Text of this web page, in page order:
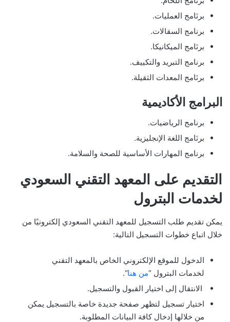
برنَامج العمليات.
برنامج السقالات.
برنَامج الميكانيكا.
برنامج التبريد والتكييف.
برنَامج المعدات الثقيلة.
البرامج الأكاديمية
برنامج الرياضيات.
برنَامج اللغة الإنجليزية.
برنامج المهارات الأساسية للصحة والسلامة.
التقديم على المعهد التقني السعودي
لخدمات البترول
يمكن تقديم طلب التسجيل للمعهد التقني السعودي إلكترونيًا من
خلال اتباع خطوات التسجيل التالية:
الدخول للموقع الإلكتروني الخاص بالمعهد التقني
لخدمات البترول “من هنا“.
الانتقال إلى اختيار القبول والتسجيل.
اختيار تسجيل لتظهر صفحة جديدة خاصة بالتسجيل يمكن
من خلالها إدخال كافة البيانات المطلوبة.